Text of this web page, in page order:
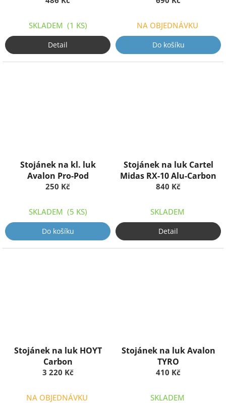
SKLADEM (1 KS)
Detail
NA OBJEDNÁVKU
Do košíku
Stojánek na kl. luk
Avalon Pro-Pod
250 Kč
SKLADEM (5 KS)
Do košíku
Stojánek na luk Cartel
Midas RX-10 Alu-Carbon
840 Kč
SKLADEM
Detail
Stojánek na luk HOYT
Carbon
3 220 Kč
NA OBJEDNÁVKU
Stojánek na luk Avalon
TYRO
410 Kč
SKLADEM